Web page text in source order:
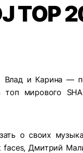
TOP
и Карина —
топ мирового
о своих
faces, Дмитрий